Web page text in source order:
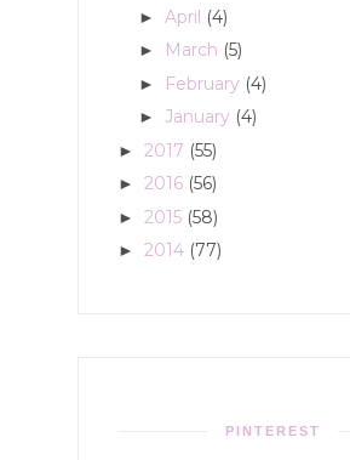
► April (4)
► March (5)
► February (4)
► January (4)
► 2017 (55)
► 2016 (56)
► 2015 (58)
► 2014 (77)
PINTEREST